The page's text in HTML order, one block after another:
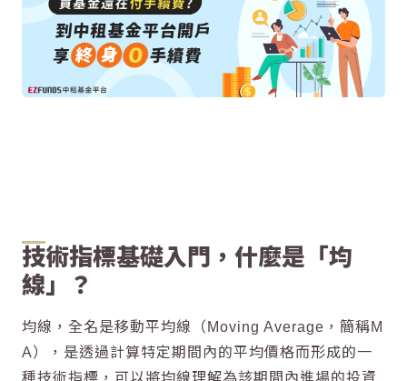
技術指標基礎入門，什麼是「均
線」？
均線，全名是移動平均線（Moving Average，簡稱M
A），是透過計算特定期間內的平均價格而形成的一